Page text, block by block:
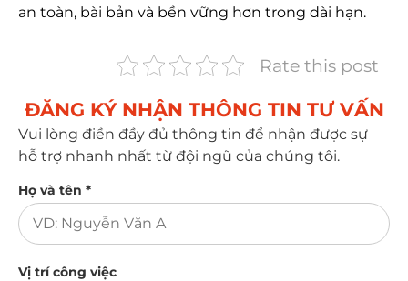
an toàn, bài bản và bền vững hơn trong dài hạn.
Rate this post
ĐĂNG KÝ NHẬN THÔNG TIN TƯ VẤN​
Vui lòng điền đầy đủ thông tin để nhận được sự
hỗ trợ nhanh nhất từ đội ngũ của chúng tôi.
Họ và tên *
Vị trí công việc